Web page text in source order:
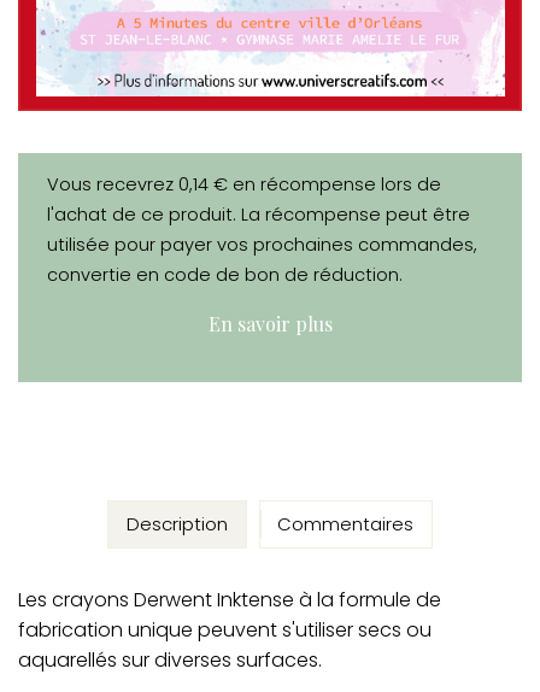
Vous recevrez 0,14 € en récompense lors de
l'achat de ce produit. La récompense peut être
utilisée pour payer vos prochaines commandes,
convertie en code de bon de réduction.
En savoir plus
Description
Les crayons Derwent Inktense à la formule de
fabrication unique peuvent s'utiliser secs ou
aquarellés sur diverses surfaces.
Commentaires